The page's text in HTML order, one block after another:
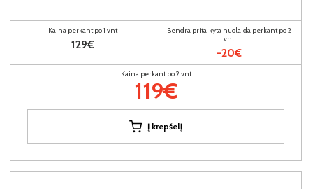
Kaina perkant po 1 vnt
129€
Bendra pritaikyta nuolaida perkant po 2
vnt
-20€
Kaina perkant po 2 vnt
119€
Į krepšelį